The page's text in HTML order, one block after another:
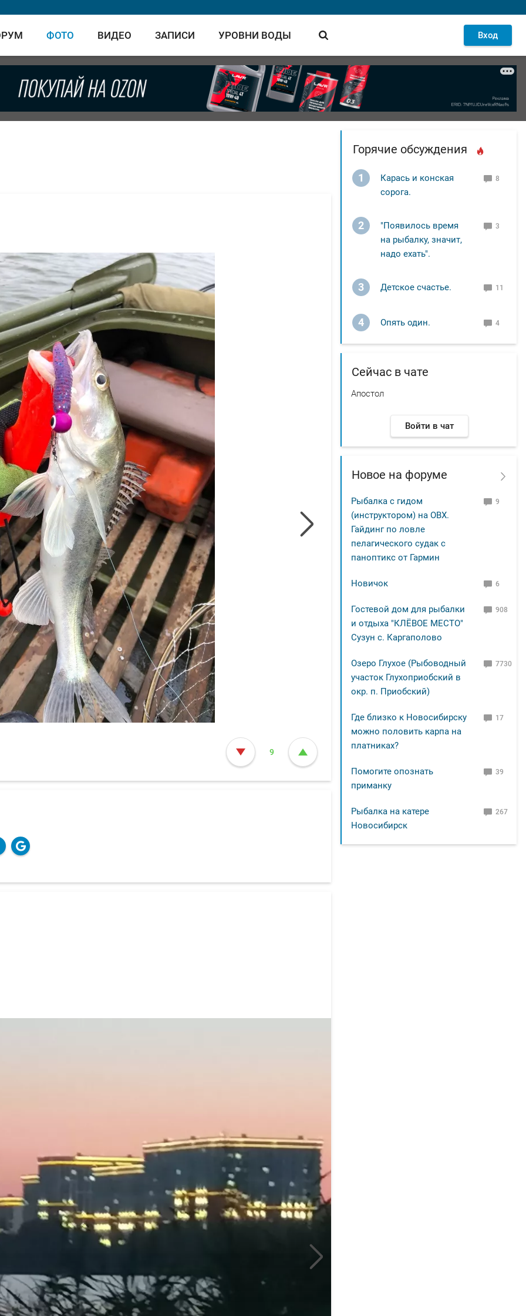
ФОТО ВИДЕО ЗАПИСИ УРОВНИ ВОДЫ Вход
9
Горячие обсуждения
1
Карась и конская
сорога.
8
2
"Появилось время
на рыбалку, значит,
надо ехать".
3
3 Детское счастье. 11
4 Опять один. 4
Сейчас в чате
Апостол
Войти в чат
Новое на форуме
Рыбалка с гидом
(инструктором) на ОВХ.
Гайдинг по ловле
пелагического судак с
паноптикс от Гармин
9
Новичок 6
Гостевой дом для рыбалки
и отдыха "КЛЁВОЕ МЕСТО"
Сузун с. Каргаполово
908
Озеро Глухое (Рыбоводный
участок Глухоприобский в
окр. п. Приобский)
7730
Где близко к Новосибирску
можно половить карпа на
платниках?
17
Помогите опознать
приманку
39
Рыбалка на катере
Новосибирск
267